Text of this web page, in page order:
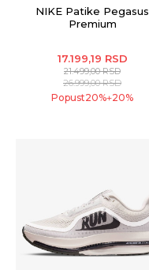
NIKE Patike Pegasus
Premium
17.199,19 RSD
21.499,00RSD
26.999,00RSD
Popust20%+20%